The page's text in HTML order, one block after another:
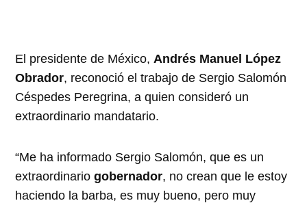
El presidente de México, Andrés Manuel López
Obrador, reconoció el trabajo de Sergio Salomón
Céspedes Peregrina, a quien consideró un
extraordinario mandatario.
“Me ha informado Sergio Salomón, que es un
extraordinariogobernador, no crean que le estoy
haciendo la barba, es muy bueno, pero muy